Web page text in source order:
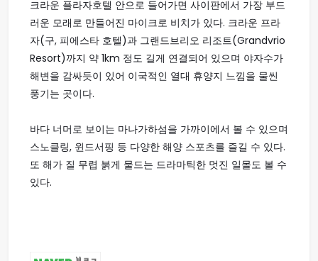
크라운 플라자호텔 안으로 들어가면 사이판에서 가장 부드
러운 모래로 만들어진 마이크로 비치가 있다. 크라운 프라
자(구, 피에스타 호텔)과 그랜드브리오 리조트(Grandvrio
Resort)까지 약 1km 정도 길게 연결되어 있으며 야자수가
해변을 감싸듯이 있어 이국적인 열대 휴양지 느낌을 물씬
풍기는 곳이다.
바다 너머로 보이는 마나가하섬을 가까이에서 볼 수 있으며
스노클링, 윈드서핑 등 다양한 해양 스포츠를 즐길 수 있다.
또 해가 질 무렵 붉게 물드는 드라마틱한 멋진 일몰도 볼 수
있다.